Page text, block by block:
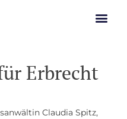
Erbrecht
Claudia Spitz,